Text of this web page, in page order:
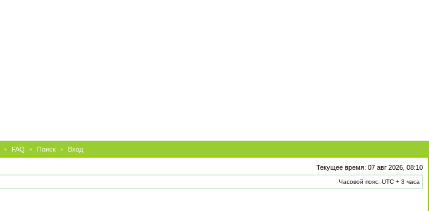
• FAQ • Поиск • Вход
Текущее время: 07 авг 2026, 08:10
Часовой пояс: UTC + 3 часа